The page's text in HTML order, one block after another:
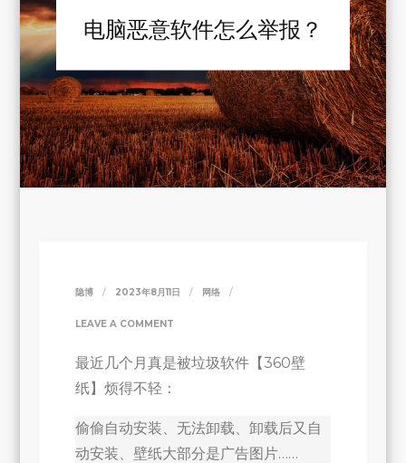
电脑恶意软件怎么举报？
隐博 2023年8月11日 网络
LEAVE A COMMENTON
脑
意
软
最近几个月真是被垃圾软件【360壁
纸】烦得不轻：
偷偷自动安装、无法卸载、卸载后又自
动安装、壁纸大部分是广告图片……